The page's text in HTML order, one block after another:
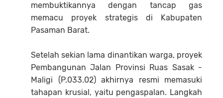
membuktikannya dengan tancap gas
memacu proyek strategis di Kabupaten
Pasaman Barat.
Setelah sekian lama dinantikan warga, proyek
Pembangunan Jalan Provinsi Ruas Sasak -
Maligi (P.033.02) akhirnya resmi memasuki
tahapan krusial, yaitu pengaspalan. Langkah